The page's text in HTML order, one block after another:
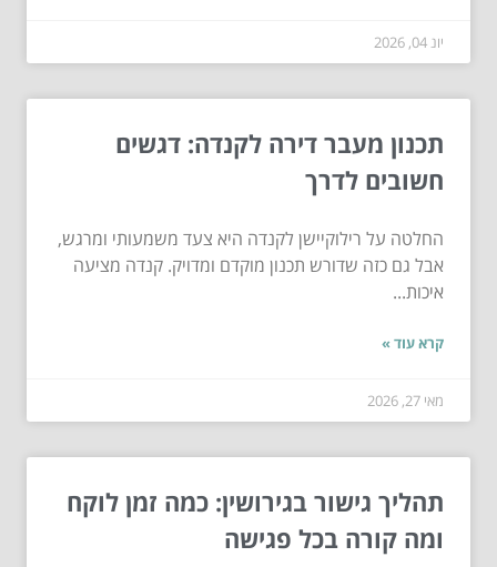
יונ 04, 2026
תכנון מעבר דירה לקנדה: דגשים
חשובים לדרך
החלטה על רילוקיישן לקנדה היא צעד משמעותי ומרגש,
אבל גם כזה שדורש תכנון מוקדם ומדויק. קנדה מציעה
איכות...
קרא עוד »
מאי 27, 2026
תהליך גישור בגירושין: כמה זמן לוקח
ומה קורה בכל פגישה